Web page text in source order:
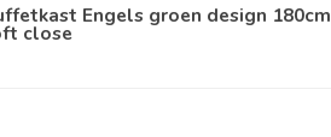
Engels groen design 180cm
close